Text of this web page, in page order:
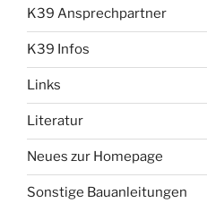
K39 Ansprechpartner
K39 Infos
Links
Literatur
Neues zur Homepage
Sonstige Bauanleitungen